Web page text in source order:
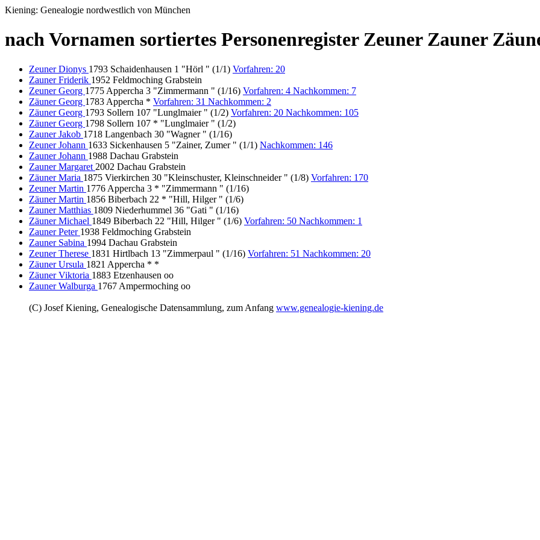
Kiening: Genealogie nordwestlich von München
nach Vornamen sortiertes Personenregister Zeuner Zauner
Zeuner Dionys 1793 Schaidenhausen 1 "Hörl " (1/1) Vorfahren: 20
Zauner Friderik 1952 Feldmoching Grabstein
Zeuner Georg 1775 Appercha 3 "Zimmermann " (1/16) Vorfahren: 4 Nachkommen: 7
Zäuner Georg 1783 Appercha * Vorfahren: 31 Nachkommen: 2
Zäuner Georg 1793 Sollern 107 "Lunglmaier " (1/2) Vorfahren: 20 Nachkommen: 105
Zäuner Georg 1798 Sollern 107 * "Lunglmaier " (1/2)
Zauner Jakob 1718 Langenbach 30 "Wagner " (1/16)
Zeuner Johann 1633 Sickenhausen 5 "Zainer, Zumer " (1/1) Nachkommen: 146
Zauner Johann 1988 Dachau Grabstein
Zauner Margaret 2002 Dachau Grabstein
Zäuner Maria 1875 Vierkirchen 30 "Kleinschuster, Kleinschneider " (1/8) Vorfahren: 170
Zeuner Martin 1776 Appercha 3 * "Zimmermann " (1/16)
Zäuner Martin 1856 Biberbach 22 * "Hill, Hilger " (1/6)
Zauner Matthias 1809 Niederhummel 36 "Gati " (1/16)
Zäuner Michael 1849 Biberbach 22 "Hill, Hilger " (1/6) Vorfahren: 50 Nachkommen: 1
Zauner Peter 1938 Feldmoching Grabstein
Zauner Sabina 1994 Dachau Grabstein
Zeuner Therese 1831 Hirtlbach 13 "Zimmerpaul " (1/16) Vorfahren: 51 Nachkommen: 20
Zäuner Ursula 1821 Appercha * *
Zäuner Viktoria 1883 Etzenhausen oo
Zauner Walburga 1767 Ampermoching oo
(C) Josef Kiening, Genealogische Datensammlung, zum Anfang www.genealogie-kiening.de